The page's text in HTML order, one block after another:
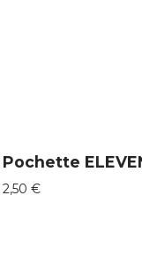
Pochette
2,50€